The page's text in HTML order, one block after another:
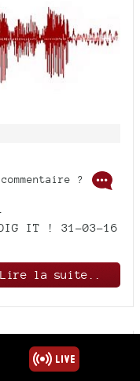
?
IT ! 31-03-16
Lire la suite..